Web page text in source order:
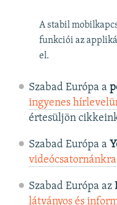
A stabil
funkciói az
el.
Szabad Európa a
ingyenes
értesüljön
Szabad Európa a
videócsatornánkra
Szabad Európa az
látványos és